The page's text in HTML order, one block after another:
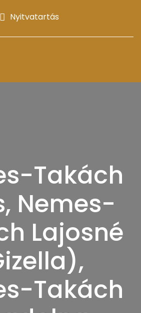
Nyitvatartás
Takách
Nemes-
Lajosné
Takách